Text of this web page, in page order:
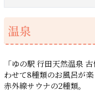
温泉
「ゆの駅 行田天然温泉
わせて8種類のお風呂が
赤外線サウナの2種類。